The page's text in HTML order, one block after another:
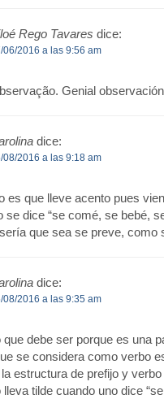
Rego Tavares dice:
06/2016 a las 9:56 am
Genial observación
dice:
08/2016 a las 9:18 am
es que lleve acento pues
dice “se comé, se bebé,
que sea se preve, como
dice:
08/2016 a las 9:35 am
que debe ser porque es una
se considera como verbo
estructura de prefijo y verbo
lleva tilde cuando uno dice